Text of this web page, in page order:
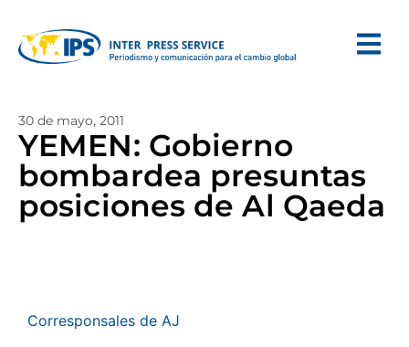
30 de mayo, 2011
YEMEN: Gobierno
bombardea presuntas
posiciones de Al Qaeda
Corresponsales de AJ